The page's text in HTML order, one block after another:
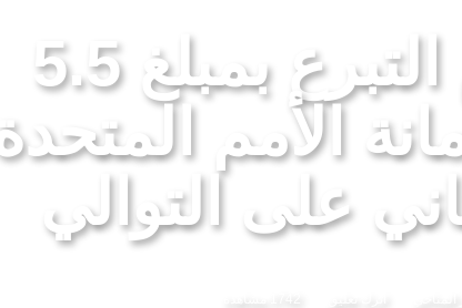
والصفحات الافتراضية
الهجرة “مسؤولية مشتركة” والمغرب “تحمل دوما نصيبه منها” (مصدر حكومي)
للسيدات يتأهل إلى ربع النهائي عقب تعادله أمام نظيره السنغالي (0-0)
مايكل بلومبرج يعتزم التبرع بمبلغ 5.5
الأمم المتحدة
على التوالي